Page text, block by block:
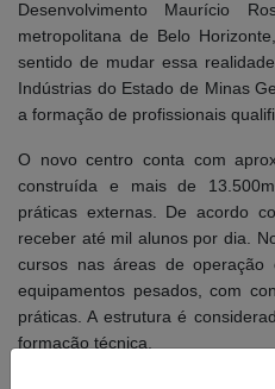
Desenvolvimento Maurício
metropolitana de Belo
sentido de mudar essa
Indústrias do Estado de Minas
a formação de profissionais
O novo centro conta com
construída e mais de
práticas externas. De acordo
receber até mil alunos por dia.
cursos nas áreas de operação
equipamentos pesados, com
práticas. A estrutura é
formação técnica.